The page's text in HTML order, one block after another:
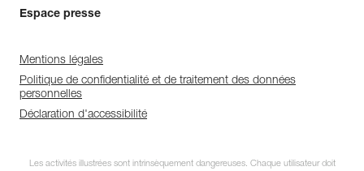
Espace presse
Mentions légales
Politique de confidentialité et de traitement des données
personnelles
Déclaration d'accessibilité
Les activités illustrées sont intrinsèquement dangereuses. Chaque utilisateur doit